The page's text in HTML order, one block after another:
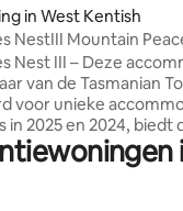
in West Kentish
NestIII Mountain
Nest III – Deze
van de Tasmanian
voor unieke
in 2025 en 2024, biedt
uitzichten en
gelegen in de buurt